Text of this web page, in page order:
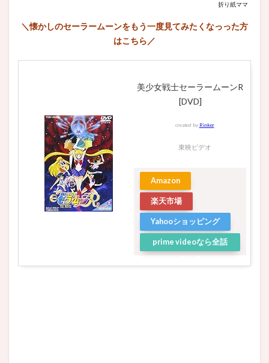
折り紙ママ
＼懐かしのセーラームーンをもう一度見てみたくなっった方
はこちら／
美少女戦士セーラームーンR
[DVD]
created by Rinker
東映ビデオ
Amazon
楽天市場
Yahooショッピング
prime videoなら全話